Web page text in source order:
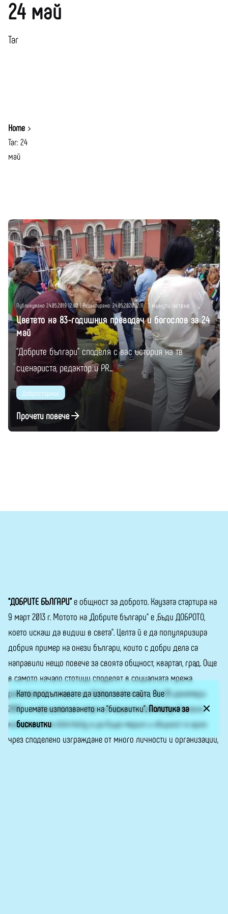
24 май
Таг
Home
Таг: 24
май
Публикувано от
Момчил Цонев
Публикувано 24.05.2019 12:00 | Редактирано: 24.05.2020 12:11 1 минути четене
Цветето на 83-годишния преводач и богослов за 24
май
“Добрите българи” споделя с вас история на тв
сценариста, редактор и PR...
Добросторник
Прочети повече
“ДОБРИТЕ БЪЛГАРИ”е общност за доброто. Каузата стартира на
9 март 2013 г. Мотото на „Добрите българи“ е „Бъди ДОБРОТО,
което искаш да видиш в света“. Целта й е да популяризира
добрия пример на онези българи, които с добри дела са
направили нещо повече за своята общност, квартал, град. Още
в самото начало стотици споделят в социалната мрежа
разказаните истории на “Добрите българи”. На 20 декември
2019 г. е официалният старт на медията dobrite.bg. Основна
концепция на dobrite.bg е да бъде медия и общност в едно
чрез споделено изграждане от много личности и организации,
Като продължавате да използвате сайта, Вие
приемате използването на "бисквитки".Политика за
бисквитки